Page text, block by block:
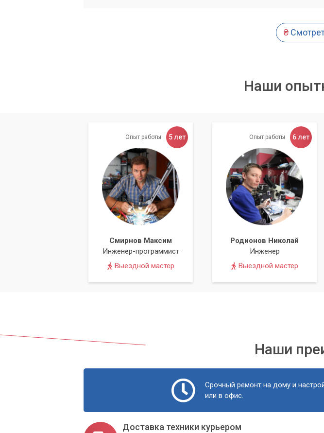
инструкциям, то сможете настроить адаптер самостоятельно. Если
специалисты «Компьютерный Мастер» всегда готовы помочь вам.
₴
Наши
Опыт работы 5 лет
Смирнов Максим
Инженер-программист
Выездной мастер
Опыт работы 6 лет
Родионов Николай
Инженер
Выездной мастер
Наши
Срочный ремонт на дому и
или в офис.
Доставка техники курьером